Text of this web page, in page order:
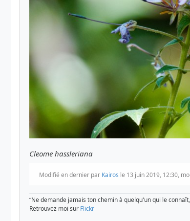
Cleome hassleriana
Modifié en dernier par Kairos le 13 juin 2019, 12:30,
“Ne demande jamais ton chemin à quelqu'un qui le
Retrouvez moi sur Flickr